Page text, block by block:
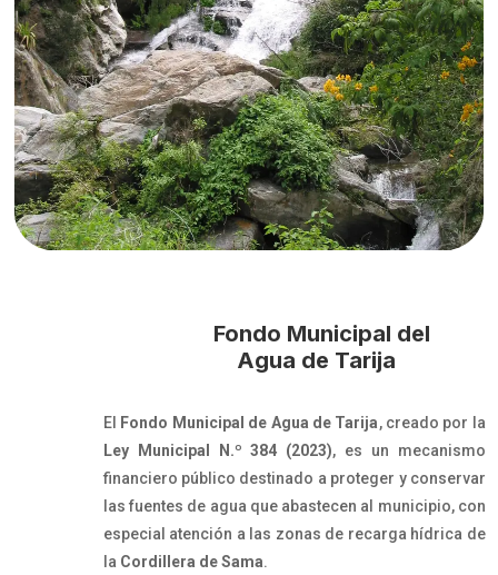
Fondo Municipal del
Agua de Tarija
El Fondo Municipal de Agua de Tarija, creado por la
Ley Municipal N.º 384 (2023), es un mecanismo
financiero público destinado a proteger y conservar
las fuentes de agua que abastecen al municipio, con
especial atención a las zonas de recarga hídrica de
la Cordillera de Sama.